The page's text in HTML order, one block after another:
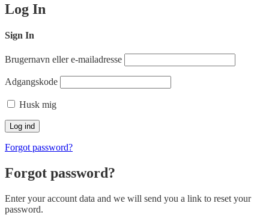
Log In
Sign In
Brugernavn eller e-mailadresse
Adgangskode
Husk mig
Forgot password?
Forgot password?
Enter your account data and we will send you a link to reset your
password.